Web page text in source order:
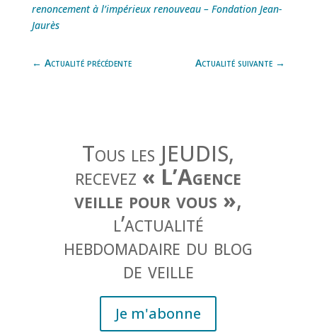
renoncement à l’impérieux renouveau – Fondation Jean-
Jaurès
← Actualité précédente Actualité suivante →
Tous les JEUDIS,
recevez « L’Agence
veille pour vous »,
l’actualité
hebdomadaire du blog
de veille
Je m'abonne